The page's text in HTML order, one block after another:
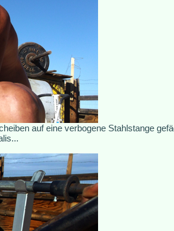
auf eine verbogene Stahlstange